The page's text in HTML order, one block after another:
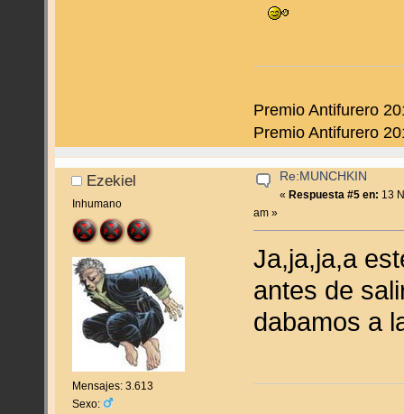
Premio Antifurero
Premio Antifurero
Ezekiel
Inhumano
Mensajes: 3.613
Sexo:
Re:MUNCHKIN
« Respuesta #5 en: 13
am »
Ja,ja,ja,a
antes de
dabamos a